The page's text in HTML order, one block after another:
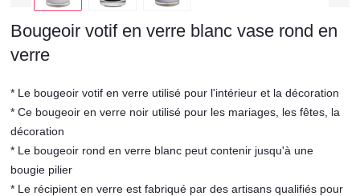
Bougeoir votif en verre blanc vase rond en
verre
* Le bougeoir votif en verre utilisé pour l'intérieur et la décoration
* Ce bougeoir en verre noir utilisé pour les mariages, les fêtes, la
décoration
* Le bougeoir rond en verre blanc peut contenir jusqu'à une
bougie pilier
* Le récipient en verre est fabriqué par des artisans qualifiés pour